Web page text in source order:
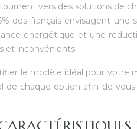
vers des solutions de
des français envisagent
énergétique et une
et inconvénients.
le modèle idéal pour
chaque option afin de